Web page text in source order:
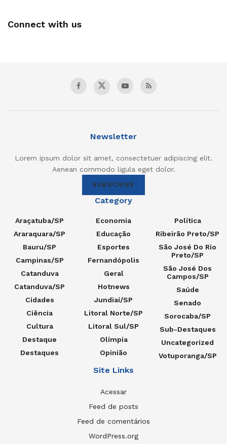
Connect with us
Newsletter
Lorem ipsum dolor sit amet, consectetuer adipiscing elit.
Aenean commodo ligula eget dolor.
SUBSCRIBE
Category
Araçatuba/SP
Araraquara/SP
Bauru/SP
Campinas/SP
Catanduva
Catanduva/SP
Cidades
Ciência
Cultura
Destaque
Destaques
Economia
Educação
Esportes
Fernandópolis
Geral
Hotnews
Jundiaí/SP
Litoral Norte/SP
Litoral Sul/SP
Olímpia
Opinião
Política
Ribeirão Preto/SP
São José Do Rio
Preto/SP
São José Dos
Campos/SP
Saúde
Senado
Sorocaba/SP
Sub-Destaques
Uncategorized
Votuporanga/SP
Site Links
Acessar
Feed de posts
Feed de comentários
WordPress.org